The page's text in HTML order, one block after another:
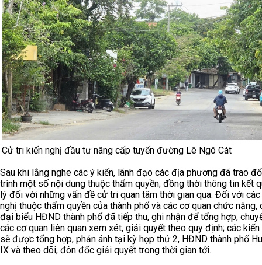
Cử tri kiến nghị đầu tư nâng cấp tuyến đường Lê Ngô Cát
Sau khi lắng nghe các ý kiến, lãnh đạo các địa phương đã trao
trình một số nội dung thuộc thẩm quyền; đồng thời thông tin kết
lý đối với những vấn đề cử tri quan tâm thời gian qua. Đối với các
nghị thuộc thẩm quyền của thành phố và các cơ quan chức năng,
đại biểu HĐND thành phố đã tiếp thu, ghi nhận để tổng hợp,
các cơ quan liên quan xem xét, giải quyết theo quy định; các kiến
sẽ được tổng hợp, phản ánh tại kỳ họp thứ 2, HĐND thành phố
IX và theo dõi, đôn đốc giải quyết trong thời gian tới.